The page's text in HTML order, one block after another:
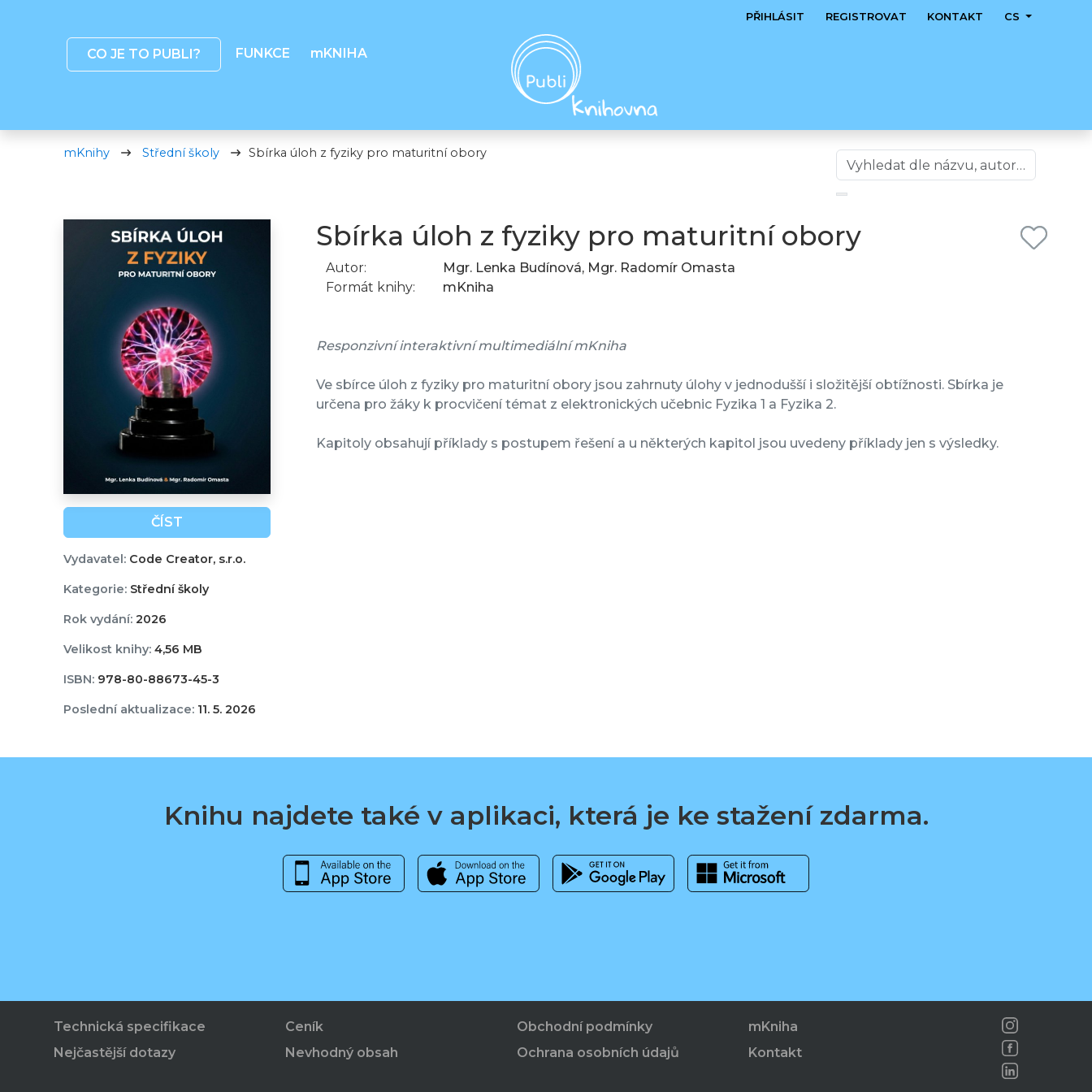
CO JE TO PUBLI? FUNKCE mKNIHA
PŘIHLÁSIT REGISTROVAT KONTAKT CS
mKnihy Střední školy Sbírka úloh z fyziky pro maturitní obory
ČÍST
Vydavatel:Code Creator, s.r.o.
Kategorie:Střední školy
Rok vydání:2026
Velikost knihy:4,56 MB
ISBN:978-80-88673-45-3
Poslední aktualizace:11. 5. 2026
Sbírka úloh z fyziky pro maturitní obory
Autor:
Mgr. Lenka Budínová, Mgr. Radomír Omasta
Formát knihy:
mKniha
Responzivní interaktivní multimediální mKniha
Ve sbírce úloh z fyziky pro maturitní obory jsou zahrnuty úlohy v jednodušší i složitější obtížnosti. Sbírka je
určena pro žáky k procvičení témat z elektronických učebnic Fyzika 1 a Fyzika 2.
Kapitoly obsahují příklady s postupem řešení a u některých kapitol jsou uvedeny příklady jen s výsledky.
Knihu najdete také v aplikaci, která je ke stažení zdarma.
Technická specifikace
Nejčastější dotazy
Ceník
Nevhodný obsah
Obchodní podmínky
Ochrana osobních údajů
mKniha
Kontakt